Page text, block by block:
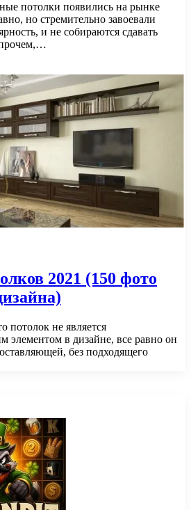
потолки появились на рынке
но стремительно завоевали
и не собираются сдавать
2021 (150 фото
потолок не является
элементом в дизайне, все равно он
без подходящего